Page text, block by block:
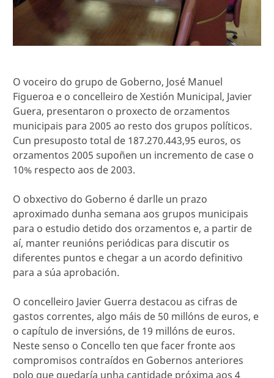
O voceiro do grupo de Goberno, José Manuel
Figueroa e o concelleiro de Xestión Municipal, Javier
Guera, presentaron o proxecto de orzamentos
municipais para 2005 ao resto dos grupos políticos.
Cun presuposto total de 187.270.443,95 euros, os
orzamentos 2005 supoñen un incremento de case o
10% respecto aos de 2003.
O obxectivo do Goberno é darlle un prazo
aproximado dunha semana aos grupos municipais
para o estudio detido dos orzamentos e, a partir de
aí, manter reunións periódicas para discutir os
diferentes puntos e chegar a un acordo definitivo
para a súa aprobación.
O concelleiro Javier Guerra destacou as cifras de
gastos correntes, algo máis de 50 millóns de euros, e
o capítulo de inversións, de 19 millóns de euros.
Neste senso o Concello ten que facer fronte aos
compromisos contraídos en Gobernos anteriores
polo que quedaría unha cantidade próxima aos 4